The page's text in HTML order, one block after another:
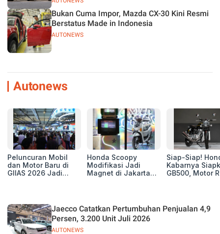
AUTONEWS
Bukan Cuma Impor, Mazda CX-30 Kini Resmi
Berstatus Made in Indonesia
Autonews
Peluncuran Mobil
dan Motor Baru di
GIIAS 2026 Jadi
Honda Scoopy
Modifikasi Jadi
Magnet di Jakarta
Siap-Siap!
Kabarnya
GB500, Motor
AUTONEWS
Jaecco Catatkan Pertumbuhan Penjualan 4,9
Persen, 3.200 Unit Juli 2026